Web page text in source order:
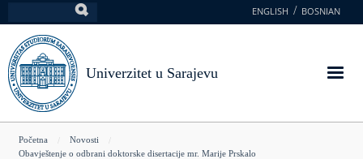
na
glavni
sadržaj
ENGLISH BOSNIAN
Univerzitet u Sarajevu
You
Početna
Novosti
Obavještenje o odbrani doktorske disertacije mr. Marije Prskalo